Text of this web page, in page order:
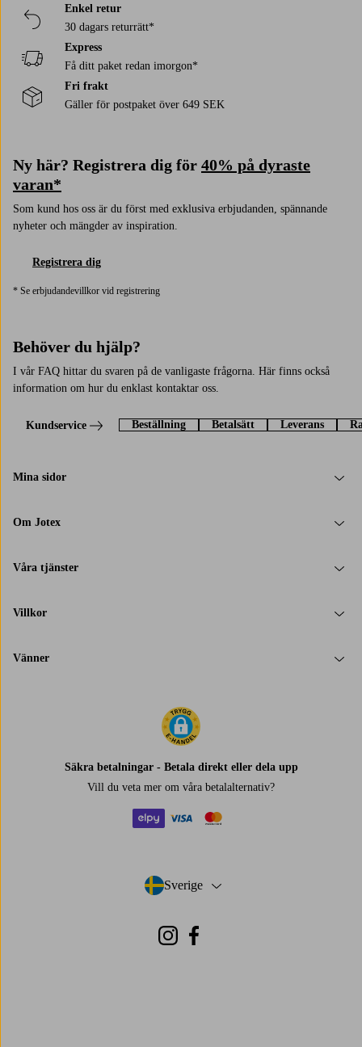
Enkel retur
30 dagars returrätt*
Express
Få ditt paket redan imorgon*
Fri frakt
Gäller för postpaket över 649 SEK
Ny här? Registrera dig för 40% på dyraste
varan*
Som kund hos oss är du först med exklusiva erbjudanden, spännande
nyheter och mängder av inspiration.
Registrera dig
* Se erbjudandevillkor vid registrering
Behöver du hjälp?
I vår FAQ hittar du svaren på de vanligaste frågorna. Här finns också
information om hur du enklast kontaktar oss.
Kundservice Beställning Betalsätt Leverans
Mina sidor
Om Jotex
Våra tjänster
Villkor
Vänner
Säkra betalningar - Betala direkt eller dela upp
Vill du veta mer om våra betalalternativ?
Sverige
- Välj land